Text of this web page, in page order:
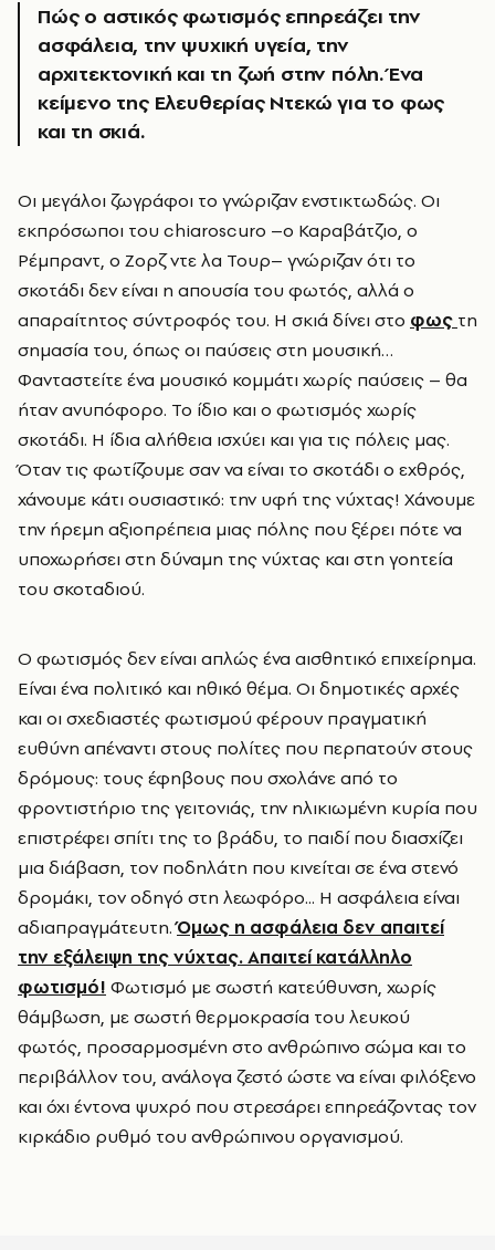
Πώς ο αστικός φωτισμός επηρεάζει την
ασφάλεια, την ψυχική υγεία, την
αρχιτεκτονική και τη ζωή στην πόλη. Ένα
κείμενο της Ελευθερίας Ντεκώ για το φως
και τη σκιά.
Οι μεγάλοι ζωγράφοι το γνώριζαν ενστικτωδώς. Οι
εκπρόσωποι του chiaroscuro –o Καραβάτζιο, ο
Ρέμπραντ, o Ζορζ ντε λα Τουρ– γνώριζαν ότι το
σκοτάδι δεν είναι η απουσία του φωτός, αλλά ο
απαραίτητος σύντροφός του. Η σκιά δίνει στο φως τη
σημασία του, όπως οι παύσεις στη μουσική…
Φανταστείτε ένα μουσικό κομμάτι χωρίς παύσεις – θα
ήταν ανυπόφορο. Το ίδιο και ο φωτισμός χωρίς
σκοτάδι. Η ίδια αλήθεια ισχύει και για τις πόλεις μας.
Όταν τις φωτίζουμε σαν να είναι το σκοτάδι ο εχθρός,
χάνουμε κάτι ουσιαστικό: την υφή της νύχτας! Χάνουμε
την ήρεμη αξιοπρέπεια μιας πόλης που ξέρει πότε να
υποχωρήσει στη δύναμη της νύχτας και στη γοητεία
του σκοταδιού.
Ο φωτισμός δεν είναι απλώς ένα αισθητικό επιχείρημα.
Είναι ένα πολιτικό και ηθικό θέμα. Οι δημοτικές αρχές
και οι σχεδιαστές φωτισμού φέρουν πραγματική
ευθύνη απέναντι στους πολίτες που περπατούν στους
δρόμους: τους έφηβους που σχολάνε από το
φροντιστήριο της γειτονιάς, την ηλικιωμένη κυρία που
επιστρέφει σπίτι της το βράδυ, το παιδί που διασχίζει
μια διάβαση, τον ποδηλάτη που κινείται σε ένα στενό
δρομάκι, τον οδηγό στη λεωφόρο... Η ασφάλεια είναι
αδιαπραγμάτευτη.Όμως η ασφάλεια δεν απαιτεί
την εξάλειψη της νύχτας. Απαιτεί κατάλληλο
φωτισμό! Φωτισμό με σωστή κατεύθυνση, χωρίς
θάμβωση, με σωστή θερμοκρασία του λευκού
φωτός, προσαρμοσμένη στο ανθρώπινο σώμα και το
περιβάλλον του, ανάλογα ζεστό ώστε να είναι φιλόξενο
και όχι έντονα ψυχρό που στρεσάρει επηρεάζοντας τον
κιρκάδιο ρυθμό του ανθρώπινου οργανισμού.